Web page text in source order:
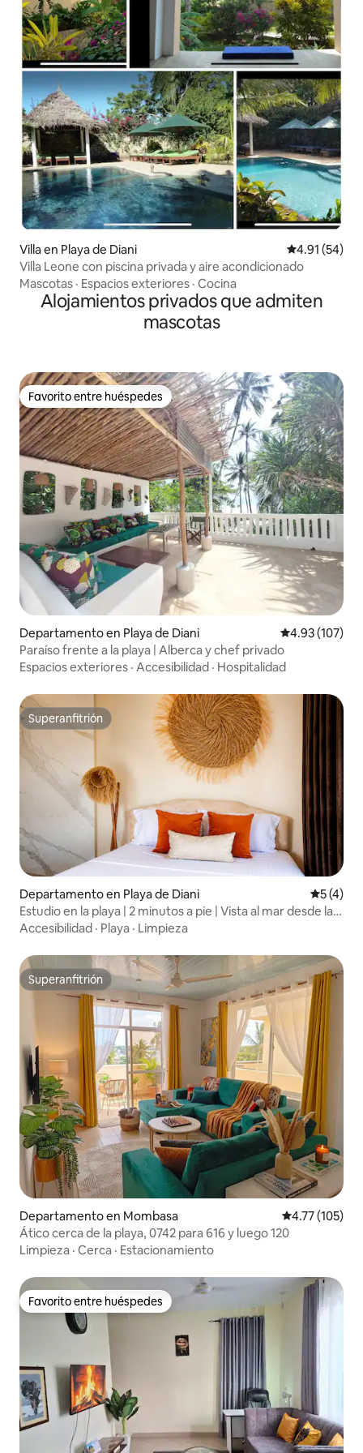
Villa en Playa de Diani Calificación
4.91 (54)
Villa Leone con piscina privada y aire acondicionado
Mascotas · Espacios exteriores · Cocina
Alojamientos privados que admiten
mascotas
Favorito entre huéspedes
Favorito entre huéspedes
Departamento en Playa de Diani Calificación
4.93 (107)
Paraíso frente a la playa | Alberca y chef privado
Espacios exteriores · Accesibilidad · Hospitalidad
Superanfitrión
Superanfitrión
Departamento en Playa de Diani
5 (4)
Estudio en la playa | 2 minutos a pie | Vista al mar desde la
azotea | Aire acondicionado
Accesibilidad · Playa · Limpieza
Superanfitrión
Superanfitrión
Departamento en Mombasa Calificación
4.77 (105)
Ático cerca de la playa, 0742 para 616 y luego 120
Limpieza · Cerca · Estacionamiento
Favorito entre huéspedes
Favorito entre huéspedes